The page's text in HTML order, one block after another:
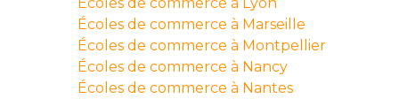
Écoles de commerce à Marseille
Écoles de commerce à Montpellier
Écoles de commerce à Nancy
Écoles de commerce à Nantes